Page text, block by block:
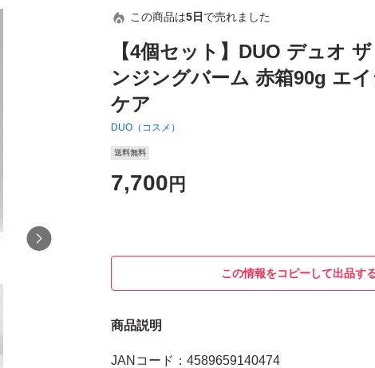
この商品は5日 で売れました
【4個セット】DUO デュオ
ンジングバーム 赤箱90g エ
ケア
DUO（コスメ）
送料無料
7,700 円
この情報をコピーして出品す
商品説明
JANコード：4589659140474